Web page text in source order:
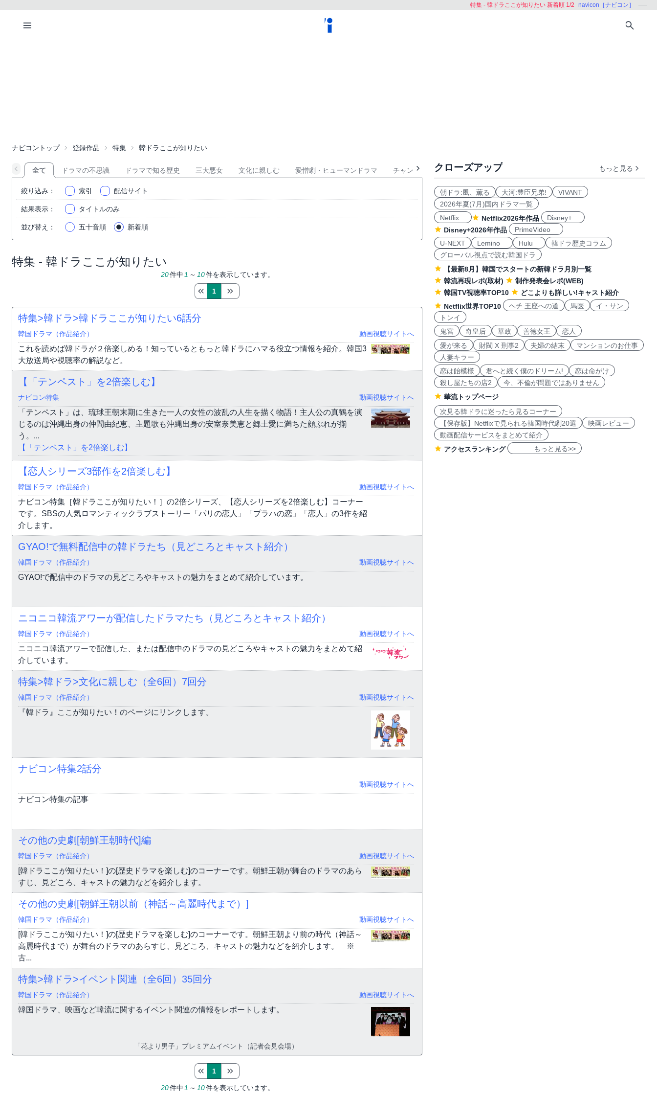
特集 - 韓ドラここが知りたい 新着順 1/2 navicon［ナビコン］
ナビコントップ 登録作品 特集 韓ドラここが知りたい
全て ドラマの不思議 ドラマで知る歴史 三大悪女 文化に親しむ 愛憎劇・ヒューマンドラマ チャングムの魅力 新ヒーロー登場 四季シリーズ 歴史
絞り込み ： 索引 配信サイト
結果表示 ： タイトルのみ
並び替え ： 五十音順 新着順
特集 - 韓ドラここが知りたい
20件中 1 ～ 10件を表示しています。
1
特集>韓ドラ>韓ドラここが知りたい6話分
韓国ドラマ（作品紹介） 動画視聴サイトへ
これを読めば韓ドラが２倍楽しめる！知っているともっと韓ドラにハマる役立つ情報を紹介。韓国3
大放送局や視聴率の解説など。
【「テンペスト」を2倍楽しむ】
ナビコン特集 動画視聴サイトへ
「テンペスト」は、琉球王朝末期に生きた一人の女性の波乱の人生を描く物語！主人公の真鶴を演
じるのは沖縄出身の仲間由紀恵、主題歌も沖縄出身の安室奈美恵と郷土愛に満ちた顔ぶれが揃
う。...
【「テンペスト」を2倍楽しむ】
【恋人シリーズ3部作を2倍楽しむ】
韓国ドラマ（作品紹介） 動画視聴サイトへ
ナビコン特集［韓ドラここが知りたい！］の2倍シリーズ、【恋人シリーズを2倍楽しむ】コーナー
です。SBSの人気ロマンティックラブストーリー「パリの恋人」「プラハの恋」「恋人」の3作を紹
介します。
GYAO!で無料配信中の韓ドラたち（見どころとキャスト紹介）
韓国ドラマ（作品紹介） 動画視聴サイトへ
GYAO!で配信中のドラマの見どころやキャストの魅力をまとめて紹介しています。
ニコニコ韓流アワーが配信したドラマたち（見どころとキャスト紹介）
韓国ドラマ（作品紹介） 動画視聴サイトへ
ニコニコ韓流アワーで配信した、または配信中のドラマの見どころやキャストの魅力をまとめて紹
介しています。
特集>韓ドラ>文化に親しむ（全6回） 7回分
韓国ドラマ（作品紹介） 動画視聴サイトへ
『韓ドラ』ここが知りたい！のページにリンクします。
ナビコン特集2話分
動画視聴サイトへ
ナビコン特集の記事
その他の史劇[朝鮮王朝時代]編
韓国ドラマ（作品紹介） 動画視聴サイトへ
[韓ドラここが知りたい！]の[歴史ドラマを楽しむ]のコーナーです。朝鮮王朝が舞台のドラマのあら
すじ、見どころ、キャストの魅力などを紹介します。
その他の史劇[朝鮮王朝以前（神話～高麗時代まで）]
韓国ドラマ（作品紹介） 動画視聴サイトへ
[韓ドラここが知りたい！]の[歴史ドラマを楽しむ]のコーナーです。朝鮮王朝より前の時代（神話～
高麗時代まで）が舞台のドラマのあらすじ、見どころ、キャストの魅力などを紹介します。 ※
古...
特集>韓ドラ>イベント関連（全6回） 35回分
韓国ドラマ（作品紹介） 動画視聴サイトへ
韓国ドラマ、映画など韓流に関するイベント関連の情報をレポートします。
「花より男子」プレミアムイベント（記者会見会場）
20件中 1 ～ 10件を表示しています。
1
クローズアップ もっと見る
朝ドラ:風、薫る 大河:豊臣兄弟!
VIVANT
2026年夏(7月)国内ドラマ一覧
Netflix
Netflix2026年作品
Disney+
Disney+2026年作品
PrimeVideo
U-NEXT
Lemino Hulu
韓ドラ歴史コラム
グローバル視点で読む韓国ドラ
【最新8月】韓国でスタートの新韓ドラ月別一覧
韓流再現レポ(取材)
制作発表会レポ(WEB)
韓国TV視聴率TOP10
どこよりも詳しい!キャスト紹介
Netflix世界TOP10
ヘチ 王座への道 馬医
イ・サン
トンイ
鬼宮
奇皇后 華政 善徳女王
恋人
愛が来る
財閥 X 刑事2 夫婦の結末
マンションのお仕事
人妻キラー
恋は飴模様
君へと続く僕のドリーム!
恋は命がけ
殺し屋たちの店2
今、不倫が問題ではありません
華流トップページ
次見る韓ドラに迷ったら見るコーナー
【保存版】Netflixで見られる韓国時代劇20選
映画レビュー
動画配信サービスをまとめて紹介
アクセスランキング
もっと見る>>